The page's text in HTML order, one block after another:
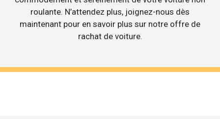
roulante. N’attendez plus, joignez-nous dès
maintenant pour en savoir plus sur notre offre de
rachat de voiture.